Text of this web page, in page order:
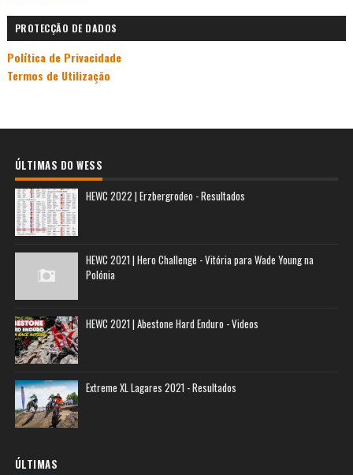
PROTECÇÃO DE DADOS
Política de Privacidade
Termos de Utilização
ÚLTIMAS DO WESS
HEWC 2022 | Erzbergrodeo - Resultados
HEWC 2021 | Hero Challenge - Vitória para Wade Young na
Polónia
HEWC 2021 | Abestone Hard Enduro - Videos
Extreme XL Lagares 2021 - Resultados
ÚLTIMAS